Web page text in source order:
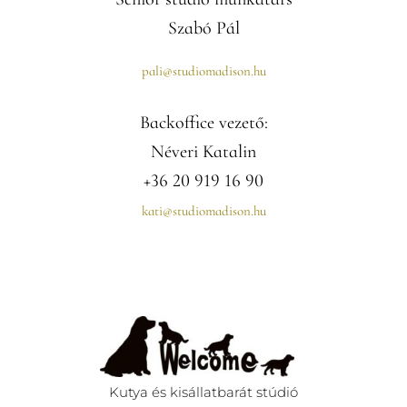
Szabó Pál
pali@studiomadison.hu
Backoffice vezető:
Néveri Katalin
+36 20 919 16 90
kati@studiomadison.hu
Kutya és kisállatbarát stúdió